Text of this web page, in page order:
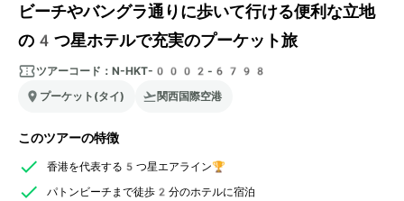
ビーチやバングラ通りに歩いて行ける便利な立地
の4つ星ホテルで充実のプーケット旅
ツアーコード： N-HKT-0002-6798
プーケット(タイ)
関西国際空港
このツアーの特徴
香港を代表する5つ星エアライン🏆
パトンビーチまで徒歩2分のホテルに宿泊